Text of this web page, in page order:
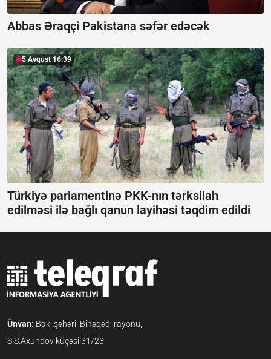
Abbas Əraqçi Pakistana səfər edəcək
5 Avqust 16:39
Türkiyə parlamentinə PKK-nın tərksilah
edilməsi ilə bağlı qanun layihəsi təqdim edildi
Ünvan: Bakı şəhəri, Binəqədi rayonu,
S.S.Axundov küçəsi 31/23